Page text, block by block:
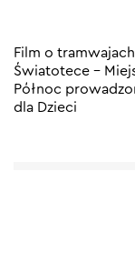
Film o
Światotece –
Północ
dla Dzieci